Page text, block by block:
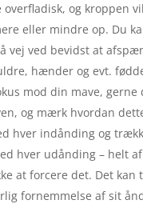
overfladisk, og kroppen
eller mindre op. Du
vej ved bevidst at
hænder og evt.
mod din mave, gerne
og mærk hvordan
hver indånding og
hver udånding – helt
at forcere det. Det kan
fornemmelse af sit